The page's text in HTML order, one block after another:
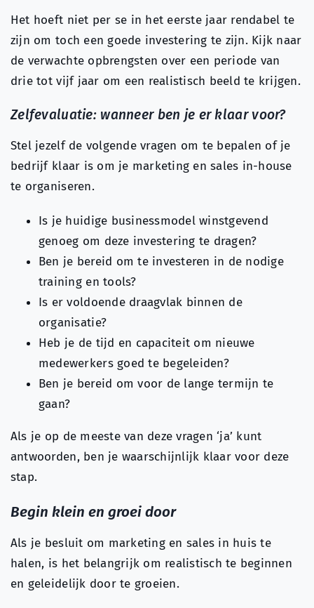
Het hoeft niet per se in het eerste jaar rendabel te
zijn om toch een goede investering te zijn. Kijk naar
de verwachte opbrengsten over een periode van
drie tot vijf jaar om een realistisch beeld te krijgen.
Zelfevaluatie: wanneer ben je er klaar voor?
Stel jezelf de volgende vragen om te bepalen of je
bedrijf klaar is om je marketing en sales in-house
te organiseren.
Is je huidige businessmodel winstgevend
genoeg om deze investering te dragen?
Ben je bereid om te investeren in de nodige
training en tools?
Is er voldoende draagvlak binnen de
organisatie?
Heb je de tijd en capaciteit om nieuwe
medewerkers goed te begeleiden?
Ben je bereid om voor de lange termijn te
gaan?
Als je op de meeste van deze vragen ‘ja’ kunt
antwoorden, ben je waarschijnlijk klaar voor deze
stap.
Begin klein en groei door
Als je besluit om marketing en sales in huis te
halen, is het belangrijk om realistisch te beginnen
en geleidelijk door te groeien.